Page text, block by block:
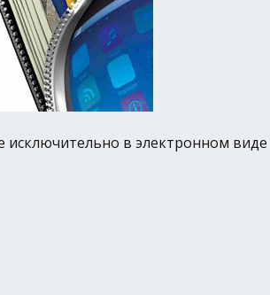
исключительно в электронном